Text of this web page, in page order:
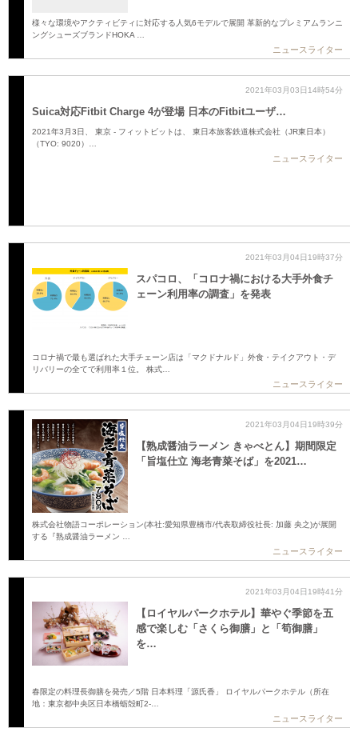
様々な環境やアクティビティに対応する人気6モデルで展開 革新的なプレミアムランニ
ングシューズブランドHOKA …
ニュースライター
2021年03月03日14時54分
Suica対応Fitbit Charge 4が登場 日本のFitbitユーザ…
2021年3月3日、 東京 - フィットビットは、 東日本旅客鉄道株式会社（JR東日本）
（TYO: 9020）…
ニュースライター
2021年03月04日19時37分
スパコロ、「コロナ禍における大手外食チ
ェーン利用率の調査」を発表
コロナ禍で最も選ばれた大手チェーン店は「マクドナルド」外食・テイクアウト・デ
リバリーの全てで利用率１位。 株式…
ニュースライター
2021年03月04日19時39分
【熟成醤油ラーメン きゃべとん】期間限定
「旨塩仕立 海老青菜そば」を2021…
株式会社物語コーポレーション(本社:愛知県豊橋市/代表取締役社長: 加藤 央之)が展開
する『熟成醤油ラーメン …
ニュースライター
2021年03月04日19時41分
【ロイヤルパークホテル】華やぐ季節を五
感で楽しむ「さくら御膳」と「筍御膳」
を…
春限定の料理長御膳を発売／5階 日本料理「源氏香」 ロイヤルパークホテル（所在
地：東京都中央区日本橋蛎殻町2-…
ニュースライター